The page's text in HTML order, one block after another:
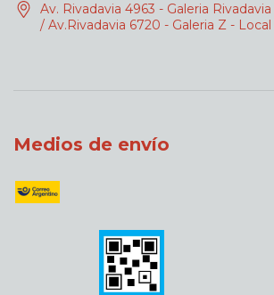
Av. Rivadavia 4963 - Galeria
/ Av.Rivadavia 6720 - Galeria Z - Local
Medios de envío